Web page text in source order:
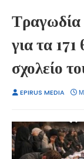
Τραγωδία
για τα
σχολείο
EPIRUS MEDIA